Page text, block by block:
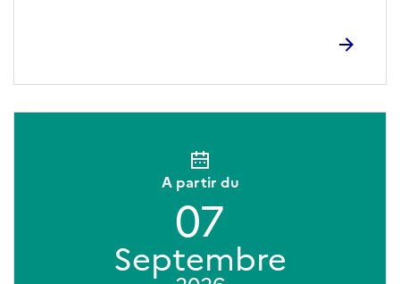
A partir du
07
Septembre